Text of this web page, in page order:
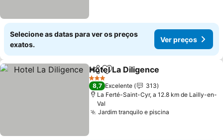
Selecione as datas para ver os preços
exatos.
Ver preços
PartilharAdicionar aos favoritos
Hotel La Diligence
3 Estrelas
8,7 Excelente
313
La Ferté-Saint-Cyr, a 12.8 km de Lailly-en-
Val
Jardim tranquilo e piscina